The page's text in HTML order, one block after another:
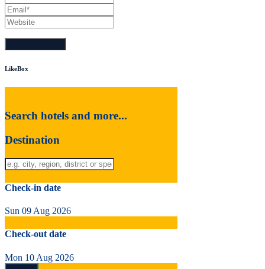
LikeBox
Search hotels and more...
Destination
Check-in date
Sun 09 Aug 2026
Check-out date
Mon 10 Aug 2026